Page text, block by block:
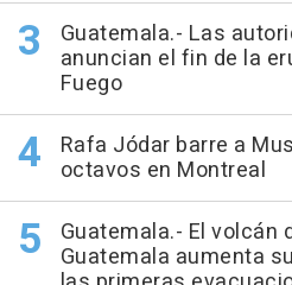
Guatemala.- Las
anuncian el fin de la
Fuego
Rafa Jódar barre a
octavos en Montreal
Guatemala.- El volcán
Guatemala aumenta